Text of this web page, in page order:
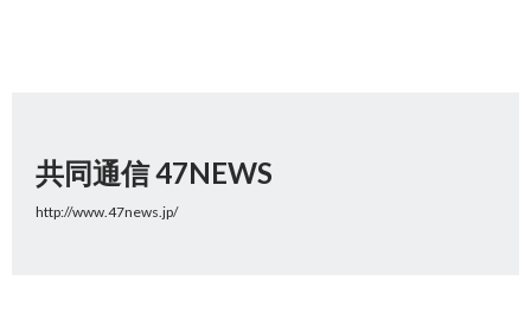
共同通信 47NEWS
http://www.47news.jp/